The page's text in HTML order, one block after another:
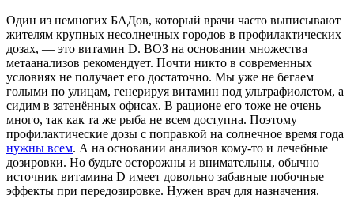
Один из немногих БАДов, который врачи часто выписывают
жителям крупных несолнечных городов в профилактических
дозах, — это витамин D. ВОЗ на основании множества
метаанализов рекомендует. Почти никто в современных
условиях не получает его достаточно. Мы уже не бегаем
голыми по улицам, генерируя витамин под ультрафиолетом, а
сидим в затенённых офисах. В рационе его тоже не очень
много, так как та же рыба не всем доступна. Поэтому
профилактические дозы с поправкой на солнечное время года
нужны всем. А на основании анализов кому-то и лечебные
дозировки. Но будьте осторожны и внимательны, обычно
источник витамина D имеет довольно забавные побочные
эффекты при передозировке. Нужен врач для назначения.